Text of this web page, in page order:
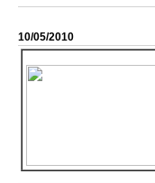
10/05/2010